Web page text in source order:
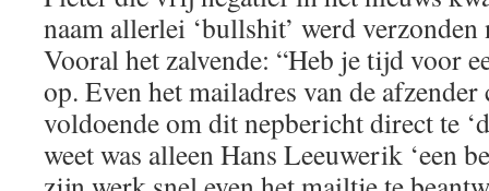
naam allerlei ‘bullshit’ werd verzonden
Vooral het zalvende: “Heb je tijd voor
op. Even het mailadres van de afzender
voldoende om dit nepbericht direct te
weet was alleen Hans Leeuwerik ‘een